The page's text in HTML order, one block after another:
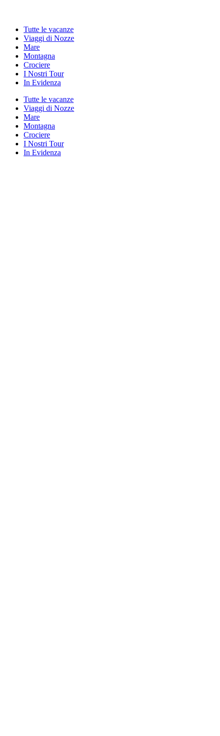
Tutte le vacanze
Viaggi di Nozze
Mare
Montagna
Crociere
I Nostri Tour
In Evidenza
Tutte le vacanze
Viaggi di Nozze
Mare
Montagna
Crociere
I Nostri Tour
In Evidenza